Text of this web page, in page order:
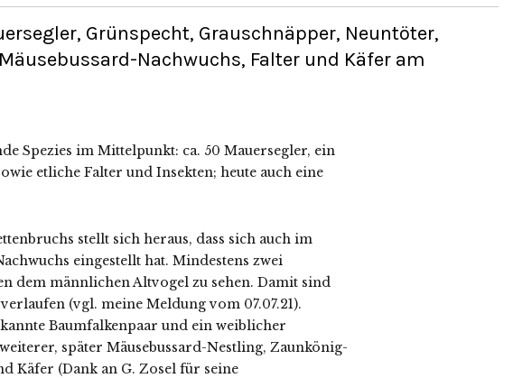
Grünspecht, Grauschnäpper, Neuntöter,
Nachwuchs, Falter und Käfer am
Spezies im Mittelpunkt: ca. 50 Mauersegler, ein
etliche Falter und Insekten; heute auch eine
stellt sich heraus, dass sich auch im
eingestellt hat. Mindestens zwei
dem männlichen Altvogel zu sehen. Damit sind
(vgl. meine Meldung vom 07.07.21).
Baumfalkenpaar und ein weiblicher
später Mäusebussard-Nestling, Zaunkönig-
Käfer (Dank an G. Zosel für seine